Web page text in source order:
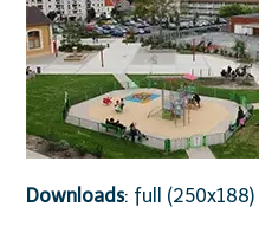
Downloads: full (250x188)